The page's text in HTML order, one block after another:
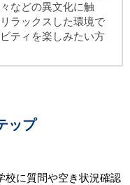
などの異文化に触
ラックスした環境で
ティを楽しみたい方
ップ
校に質問や空き状況確認